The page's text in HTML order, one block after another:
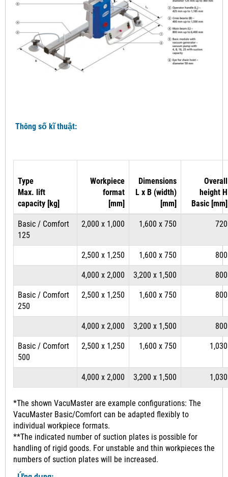
Thông số kĩ thuật:
Type
Max. lift
capacity [kg]
Workpiece
format
[mm]
Dimensions
L x B (width)
[mm]
Overall
height H
Basic [mm]
Basic / Comfort
125
2,000 x 1,000 1,600 x 750 720
2,500 x 1,250 1,600 x 750 800
4,000 x 2,000 3,200 x 1,500 800
Basic / Comfort
250
2,500 x 1,250 1,600 x 750 800
4,000 x 2,000 3,200 x 1,500 800
Basic / Comfort
500
2,500 x 1,250 1,600 x 750 1,030
4,000 x 2,000 3,200 x 1,500 1,030
*The shown VacuMaster are example configurations: The
VacuMaster Basic/Comfort can be adapted flexibly to
individual workpiece formats.
**The indicated number of suction plates is possible for
handling of rigid goods. For unstable and thin workpieces the
numbers of suction plates will be increased.